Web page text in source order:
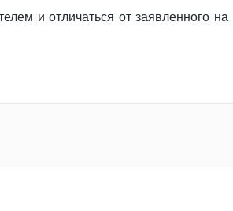
и отличаться от заявленного на